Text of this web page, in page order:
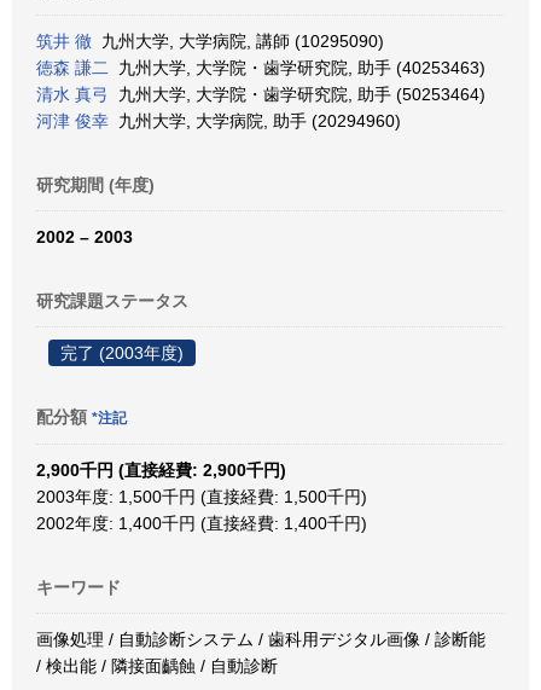
筑井 徹 九州大学, 大学病院, 講師 (10295090)
徳森 謙二
九州大学, 大学院・歯学研究院, 助手 (40253463)
清水 真弓
九州大学, 大学院・歯学研究院, 助手 (50253464)
河津 俊幸 九州大学, 大学病院, 助手 (20294960)
研究期間 (年度)
2002 – 2003
研究課題ステータス
完了 (2003年度)
配分額 *注記
2,900千円 (直接経費: 2,900千円)
2003年度: 1,500千円 (直接経費: 1,500千円)
2002年度: 1,400千円 (直接経費: 1,400千円)
キーワード
画像処理 / 自動診断システム / 歯科用デジタル画像 / 診断能
/ 検出能 / 隣接面齲蝕 / 自動診断